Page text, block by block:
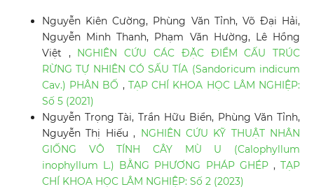
Nguyễn Kiên Cường, Phùng Văn Tỉnh, Võ Đại Hải,
Nguyễn Minh Thanh, Phạm Văn Hường, Lê Hồng
Việt , NGHIÊN CỨU CÁC ĐẶC ĐIỂM CẤU TRÚC
RỪNG TỰ NHIÊN CÓ SẤU TÍA (Sandoricum indicum
Cav.) PHÂN BỐ , TẠP CHÍ KHOA HỌC LÂM NGHIỆP:
Số 5 (2021)
Nguyễn Trọng Tài, Trần Hữu Biển, Phùng Văn Tỉnh,
Nguyễn Thị Hiếu , NGHIÊN CỨU KỸ THUẬT NHÂN
GIỐNG VÔ TÍNH CÂY MÙ U (Calophyllum
inophyllum L.) BẰNG PHƯƠNG PHÁP GHÉP ,TẠP
CHÍ KHOA HỌC LÂM NGHIỆP: Số 2 (2023)